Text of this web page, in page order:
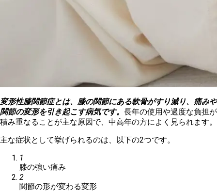
変形性膝関節症とは、膝の関節にある軟骨がすり減り、痛みや
関節の変形を引き起こす病気です。 長年の使用や過度な負担が
積み重なることが主な原因で、中高年の方によく見られます。
主な症状として挙げられるのは、以下の2つです。
1
膝の強い痛み
2
関節の形が変わる変形